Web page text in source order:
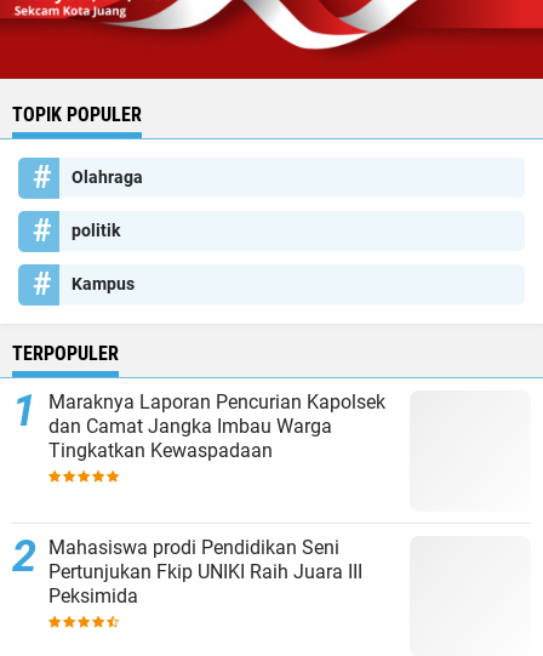
TOPIK POPULER
Olahraga
politik
Kampus
TERPOPULER
Maraknya Laporan Pencurian Kapolsek
dan Camat Jangka Imbau Warga
Tingkatkan Kewaspadaan
Mahasiswa prodi Pendidikan Seni
Pertunjukan Fkip UNIKI Raih Juara III
Peksimida